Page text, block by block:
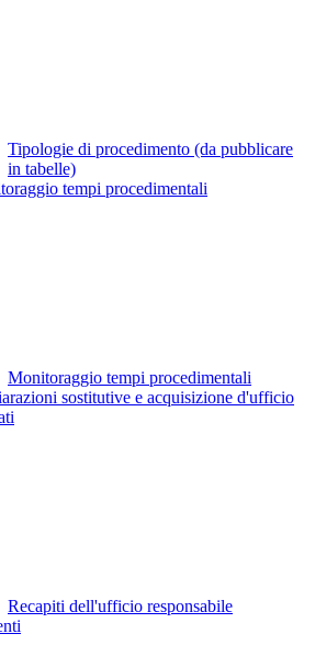
Tipologie di procedimento (da pubblicare
in tabelle)
tempi procedimentali
Monitoraggio tempi procedimentali
sostitutive e acquisizione d'ufficio
Recapiti dell'ufficio responsabile